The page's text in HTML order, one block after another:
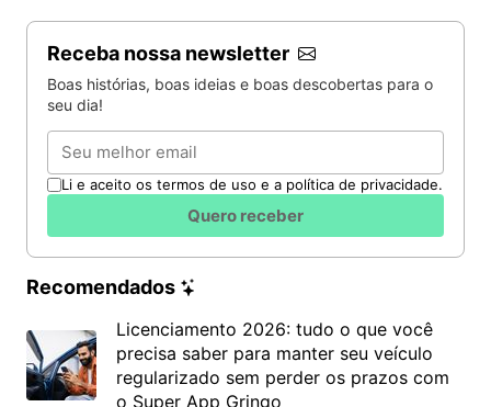
O perfil ideal dos novos candidatos engloba
do vilarejo:
Capacidade de adaptação a ambientes
montanhosos isolados;
Experiência em empreendedorismo ou trabalho
autônomo;
locais.
Receba nossa newsletter
Boas histórias, boas ideias e boas descobertas para o
seu dia!
Email
Li e aceito os termos de uso e a política de privacidade.
Quero receber
Recomendados
Licenciamento 2026: tudo o que você
precisa saber para manter seu veículo
regularizado sem perder os prazos com
o Super App Gringo